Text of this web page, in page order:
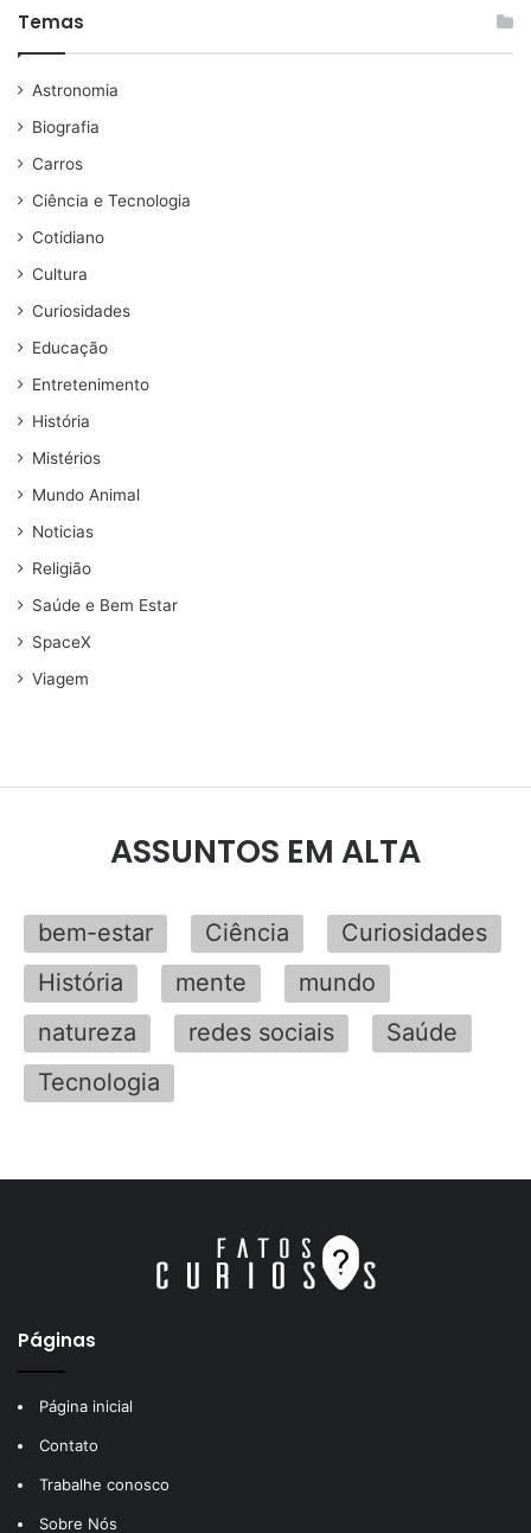
Temas
Astronomia
Biografia
Carros
Ciência e Tecnologia
Cotidiano
Cultura
Curiosidades
Educação
Entretenimento
História
Mistérios
Mundo Animal
Noticias
Religião
Saúde e Bem Estar
SpaceX
Viagem
ASSUNTOS EM ALTA
bem-estar Ciência
Curiosidades
História
mente
mundo
natureza
redes sociais
Saúde
Tecnologia
Páginas
Página inicial
Contato
Trabalhe conosco
Sobre Nós